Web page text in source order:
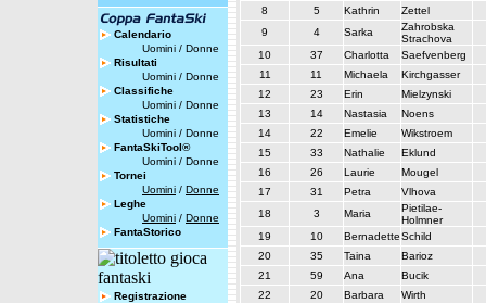
Calendario
Uomini / Donne
Risultati
Uomini / Donne
Classifiche
Uomini / Donne
Statistiche
Uomini / Donne
FantaSkiTool®
Uomini / Donne
Tornei
Uomini / Donne
Leghe
Uomini / Donne
FantaStorico
Registrazione
8
5 Kathrin
Zettel
9
4 Sarka
Zahrobska
Strachova
10
37 Charlotta
Saefvenberg
11
11 Michaela
Kirchgasser
12
23 Erin
Mielzynski
13
14 Nastasia
Noens
14
22 Emelie
Wikstroem
15
33 Nathalie
Eklund
16
26 Laurie
Mougel
17
31 Petra
Vlhova
18
3 Maria
Pietilae-
Holmner
19
10 BernadetteSchild
20
35 Taina
Barioz
21
59 Ana
Bucik
22
20 Barbara Wirth